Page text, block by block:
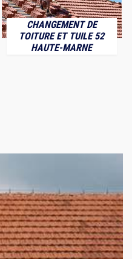
CHANGEMENT DE
TOITURE ET TUILE 52
HAUTE-MARNE